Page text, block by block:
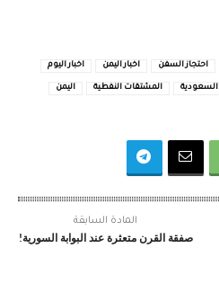
احتجاز السفن اخبار اليمن اخبار اليوم
السعودية المشتقات النفطية اليمن
المادة السابقة
صفقة القرن متعثرة عند البوابة السورية!